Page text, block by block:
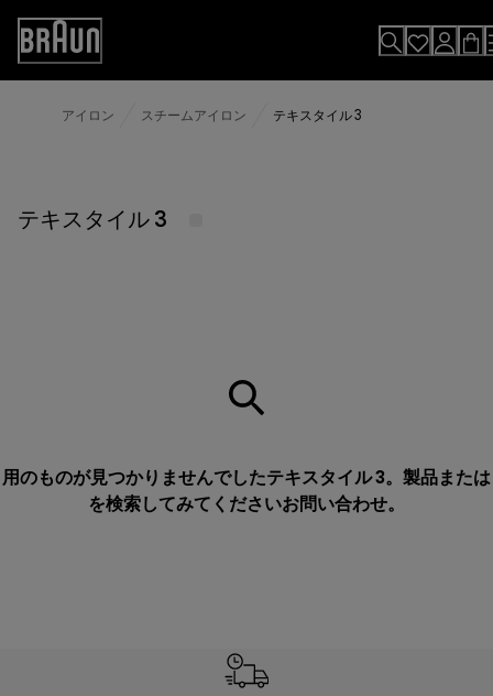
Skip
Content
Accessibility
Statement
アイロン スチームアイロン テキスタイル 3
テキスタイル 3
用のものが見つかりませんでしたテキスタイル 3。製品または
を検索してみてくださいお問い合わせ。